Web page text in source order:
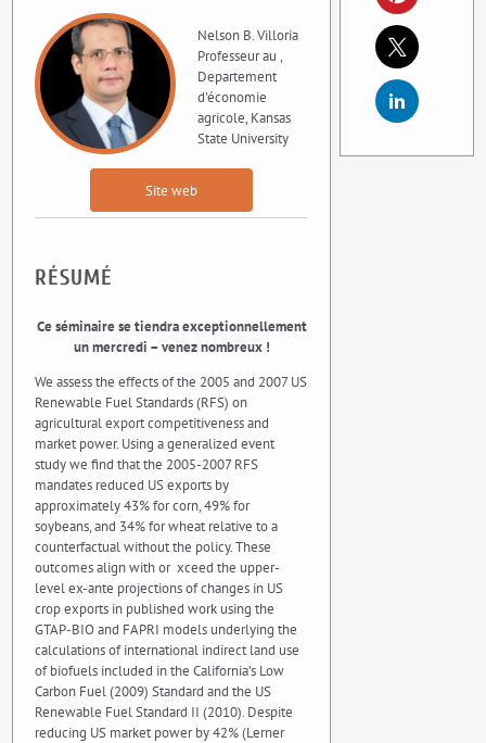
Nelson B. Villoria
Professeur au ,
Departement
d'économie
agricole, Kansas
State University
Site web
RÉSUMÉ
Ce séminaire se tiendra exceptionnellement
un mercredi – venez nombreux !
We assess the effects of the 2005 and 2007 US
Renewable Fuel Standards (RFS) on
agricultural export competitiveness and
market power. Using a generalized event
study we find that the 2005-2007 RFS
mandates reduced US exports by
approximately 43% for corn, 49% for
soybeans, and 34% for wheat relative to a
counterfactual without the policy. These
outcomes align with or xceed the upper-
level ex-ante projections of changes in US
crop exports in published work using the
GTAP-BIO and FAPRI models underlying the
calculations of international indirect land use
of biofuels included in the California’s Low
Carbon Fuel (2009) Standard and the US
Renewable Fuel Standard II (2010). Despite
reducing US market power by 42% (Lerner